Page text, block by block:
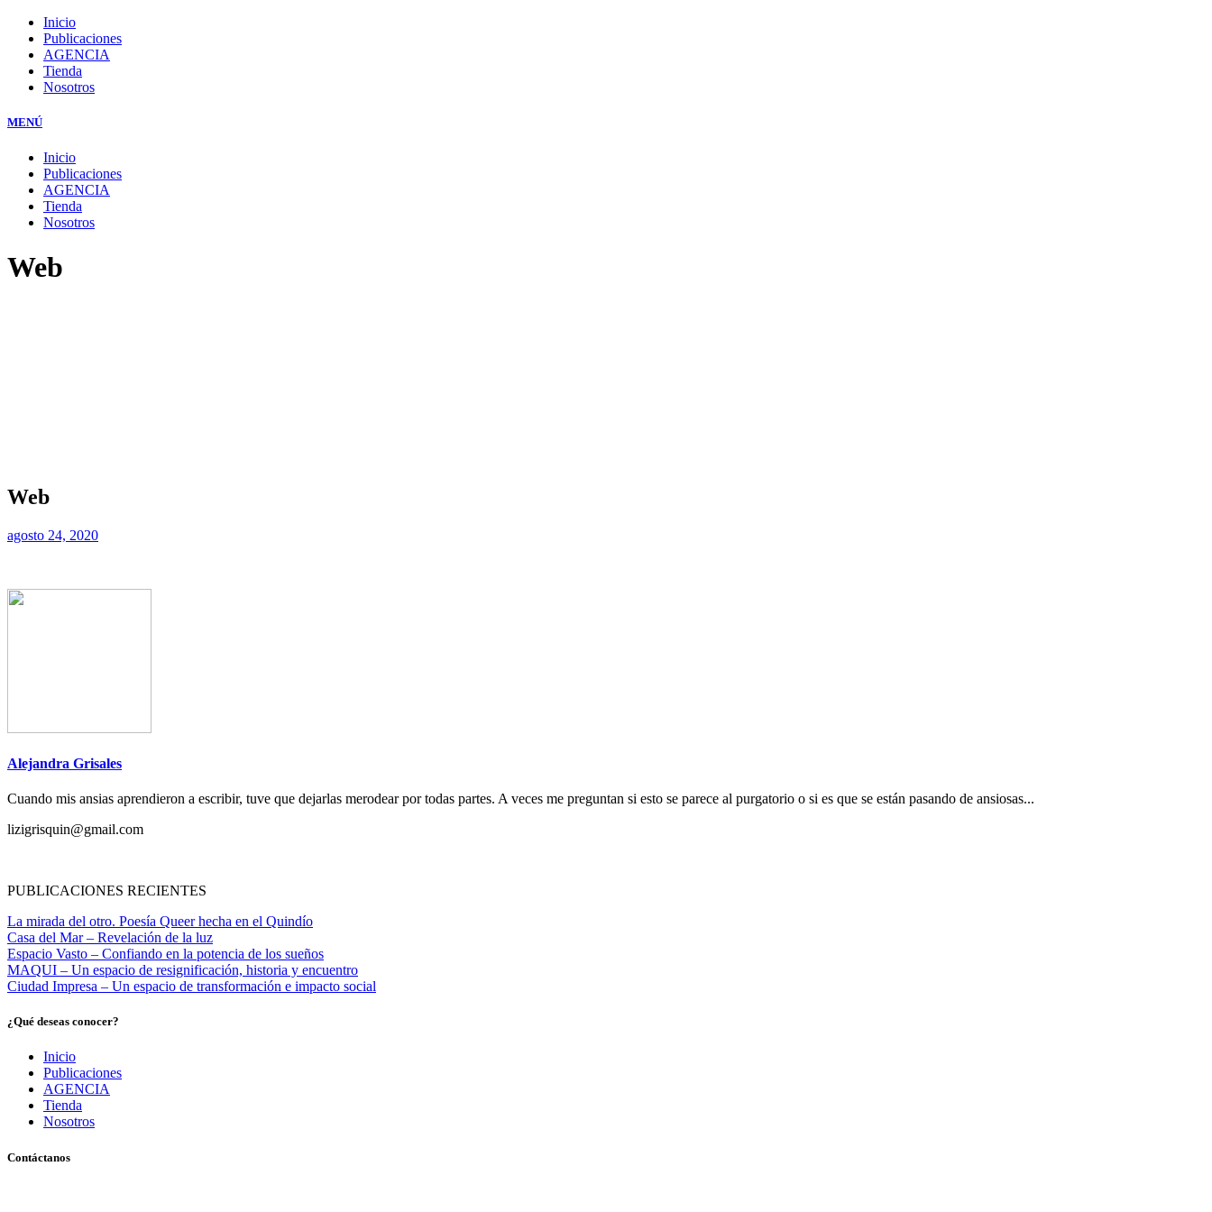
Inicio
Publicaciones
AGENCIA
Tienda
Nosotros
MENÚ
Inicio
Publicaciones
AGENCIA
Tienda
Nosotros
Web
Web
agosto 24, 2020
Alejandra Grisales
Cuando mis ansias aprendieron a escribir, tuve que dejarlas merodear por todas partes. A veces me preguntan si esto se parece al purgatorio o si es que se están pasando de ansiosas...
lizigrisquin@gmail.com
PUBLICACIONES RECIENTES
La mirada del otro. Poesía Queer hecha en el Quindío
Casa del Mar – Revelación de la luz
Espacio Vasto – Confiando en la potencia de los sueños
MAQUI – Un espacio de resignificación, historia y encuentro
Ciudad Impresa – Un espacio de transformación e impacto social
¿Qué deseas conocer?
Inicio
Publicaciones
AGENCIA
Tienda
Nosotros
Contáctanos